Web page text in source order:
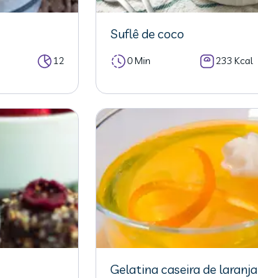
12
Suflê de coco
0 Min 233 Kcal
Gelatina caseira de laranja